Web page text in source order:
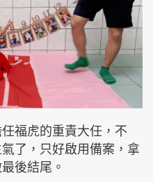
福虎的重責大任，不
了，只好啟用備案，拿
後結尾。